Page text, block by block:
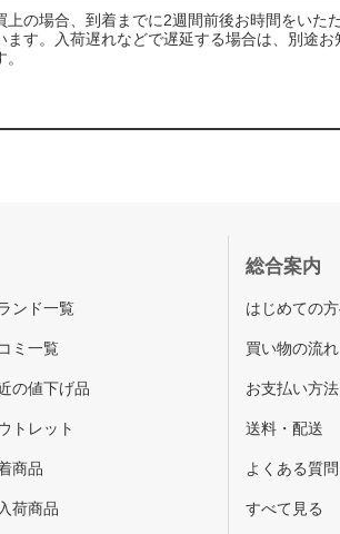
上の場合、到着までに2週間前後お時間をい
ます。入荷遅れなどで遅延する場合は、別途
ンド一覧
ミ一覧
の値下げ品
トレット
商品
荷商品
総合案内
はじめての
買い物の流れ
お支払い方法
送料・配送
よくある質問
すべて見る